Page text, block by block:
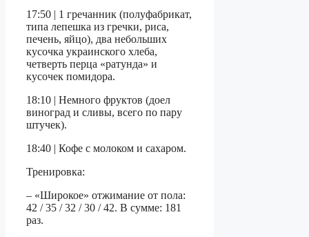
17:50 | 1 гречанник (полуфабрикат,
типа лепешка из гречки, риса,
печень, яйцо), два небольших
кусочка украинского хлеба,
четверть перца «ратунда» и
кусочек помидора.
18:10 | Немного фруктов (доел
виноград и сливы, всего по пару
штучек).
18:40 | Кофе с молоком и сахаром.
Тренировка:
– «Широкое» отжимание от пола:
42 / 35 / 32 / 30 / 42. В сумме: 181
раз.